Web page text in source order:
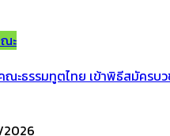
ะ
ะธรรมทูตไทย เข้าพิธีสมัครบว